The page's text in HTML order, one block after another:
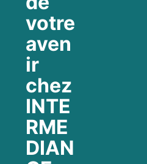
votre
aven
ir
chez
INTE
RME
DIAN